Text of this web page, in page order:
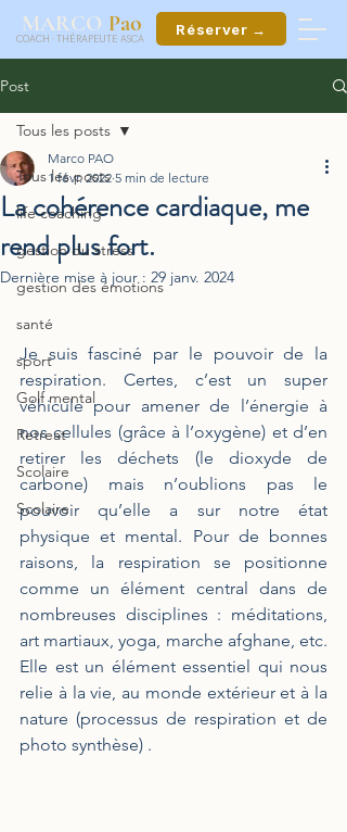
MARCO Pao
COACH ·THÉRAPEUTE ASCA
Réserver →
Post
Tous les posts
life coaching
gestion du stress
gestion des émotions
santé
sport
Golf mental
Retreat
Scolaire
Scolaire
Tous les posts
La cohérence cardiaque, me
rend plus fort.
Marco PAO
1 févr. 2022 5 min de lecture
Dernière mise à jour : 29 janv. 2024
Je suis fasciné par le pouvoir de la
respiration. Certes, c’est un super
véhicule pour amener de l’énergie à
nos cellules (grâce à l’oxygène) et d’en
retirer les déchets (le dioxyde de
carbone) mais n’oublions pas le
pouvoir qu’elle a sur notre état
physique et mental. Pour de bonnes
raisons, la respiration se positionne
comme un élément central dans de
nombreuses disciplines : méditations,
art martiaux, yoga, marche afghane, etc.
Elle est un élément essentiel qui nous
relie à la vie, au monde extérieur et à la
nature (processus de respiration et de
photo synthèse) .